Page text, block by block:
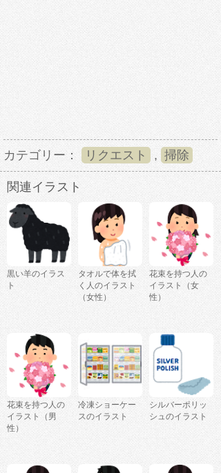
カテゴリー： リクエスト , 掃除
関連イラスト
黒い羊のイラス
ト
タオルで体を拭
く人のイラスト
（女性）
花束を持つ人の
イラスト（女
性）
花束を持つ人の
イラスト（男
性）
冷凍ショーケー
スのイラスト
シルバーポリッ
シュのイラスト